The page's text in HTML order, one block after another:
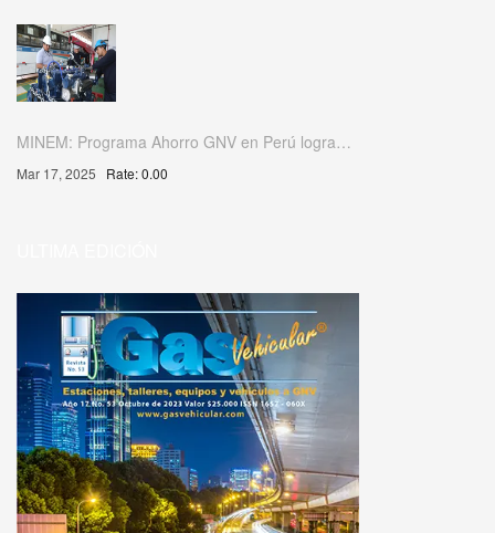
MINEM: Programa Ahorro GNV en Perú logra…
Mar 17, 2025 Rate: 0.00